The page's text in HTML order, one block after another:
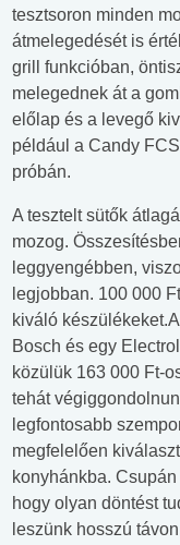
tesztsoron minden
átmelegedését is
grill funkcióban,
melegednek át a
előlap és a levegő
például a Candy
próbán.
A tesztelt sütők
mozog.
leggyengébben,
legjobban. 100 000
kiváló
Bosch és egy
közülük 163 000 Ft-
tehát
legfontosabb
megfelelően
konyhánkba.
hogy olyan döntést
leszünk hosszú